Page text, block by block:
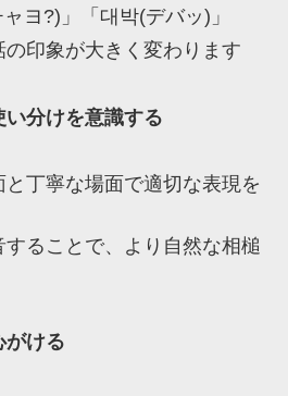
ヨ?)」「대박(デバッ)」
の印象が大きく変わります
分けを意識する
丁寧な場面で適切な表現を
ることで、より自然な相槌
がける